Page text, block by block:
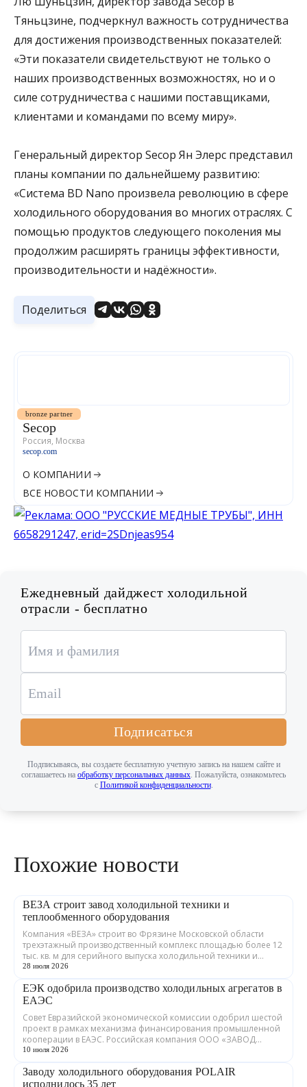
Тяньцзине, подчеркнул важность сотрудничества
для достижения производственных показателей:
«Эти показатели свидетельствуют не только о
наших производственных возможностях, но и о
силе сотрудничества с нашими поставщиками,
клиентами и командами по всему миру».
Генеральный директор Secop Ян Элерс представил
планы компании по дальнейшему развитию:
«Система BD Nano произвела революцию в сфере
холодильного оборудования во многих отраслях. С
помощью продуктов следующего поколения мы
продолжим расширять границы эффективности,
производительности и надёжности».
Поделиться
Secop
Россия, Москва
secop.com
О КОМПАНИИ
ВСЕ НОВОСТИ КОМПАНИИ
bronze partner
Ежедневный дайджест холодильной
отрасли - бесплатно
Подписаться
Подписываясь, вы создаете бесплатную учетную запись на нашем сайте и
соглашаетесь на обработку персональных данных . Пожалуйста, ознакомьтесь
с Политикой конфиденциальности.
Похожие новости
ВЕЗА строит завод холодильной техники и
теплообменного оборудования
Компания «ВЕЗА» строит во Фрязине Московской области
трехэтажный производственный комплекс площадью более 12
тыс. кв. м для серийного выпуска холодильной техники и
теплообменного оборудования. ...
28 июля 2026
ЕЭК одобрила производство холодильных агрегатов в
ЕАЭС
Совет Евразийской экономической комиссии одобрил шестой
проект в рамках механизма финансирования промышленной
кооперации в ЕАЭС. Российская компания ООО «ЗАВОД
ГРАДИЕНТ» совместно с предприятия...
10 июля 2026
Заводу холодильного оборудования POLAIR
исполнилось 35 лет